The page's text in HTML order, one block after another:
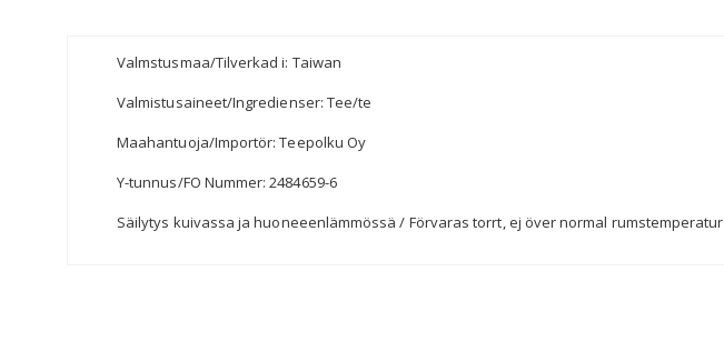
Valmstusmaa/Tilverkad i: Taiwan
Valmistusaineet/Ingredienser: Tee/te
Maahantuoja/Importör: Teepolku Oy
Y-tunnus/FO Nummer: 2484659-6
Säilytys kuivassa ja huoneeenlämmössä / Förvaras torrt, ej över normal rumstemperatur